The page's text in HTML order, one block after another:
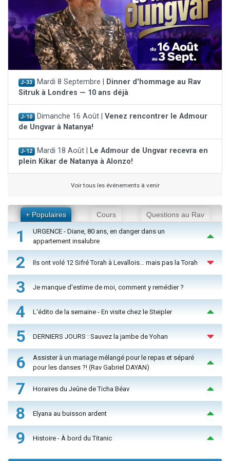
J-33 Mardi 8 Septembre |
Dinner d'hommage au Rav
Sitruk à Londres — 10 ans déjà
J-10 Dimanche 16 Août | Venez rencontrer le Admour
de Ungvar à Natanya!
J-12 Mardi 18 Août |
Le Admour de Ungvar recevra en
plein Kikar de Natanya à Alonzo!
Voir tous les événements à venir
+ Populaires Cours Questions au Rav
1
URGENCE - Diane, 80 ans, en danger dans un
appartement insalubre
2 Ils ont volé 12 Sifré Torah à Levallois… mais pas la Torah
3 Je manque d'estime de moi, comment y remédier ?
4 L'édito de la semaine - En visite chez le Steipler
5 DERNIERS JOURS : Sauvez la jambe de Yohan
6
Assister à un mariage mélangé pour le repas et séparé
pour les danses ?! (Rav Gabriel DAYAN)
7 Horaires du Jeûne de Ticha Béav
8 Elyana au buisson ardent
9 Histoire - À bord du Titanic